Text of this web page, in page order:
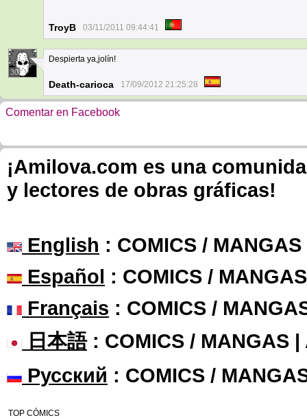
TroyB 03/11/2011 09:44:41
30
Despierta ya,jolín!
Death-carioca 17/09/2012 21:25:28
Comentar en Facebook
¡Amilova.com es una
y lectores de obras gráficas!
English : COMICS /
Español : COMICS /
Français : COMICS /
日本語: COMICS / MANGAS |
Русский : COMICS /
TOP CÓMICS